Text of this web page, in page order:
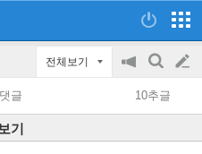
전체보기
공
지
on/off
검
색
글
쓰
기
글 10추글
기